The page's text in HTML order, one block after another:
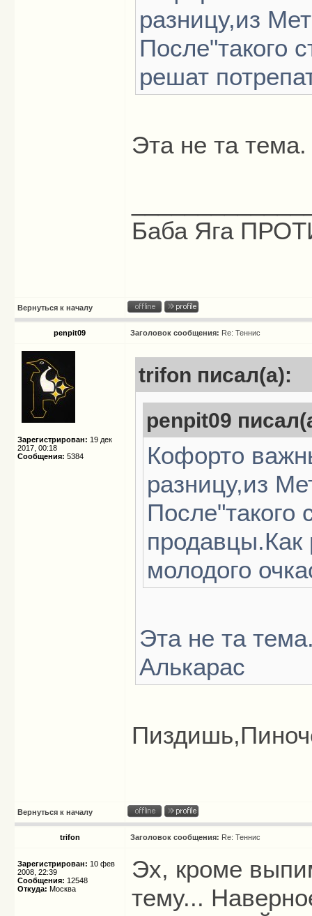
разницу,из
После"такого
решат
Эта не та
Баба Яга
Вернуться к началу
penpit09 Заголовок сообщения: Re: Теннис
Зарегистрирован: 19 дек
2017, 00:18
Сообщения: 5384
trifon писал(а):
penpit09
Кофорто
разницу,из
После"такого
продавцы.Как
молодого
Эта не та
Алькарас
Вернуться к началу
trifon Заголовок сообщения: Re: Теннис
Зарегистрирован: 10 фев
2008, 22:39
Сообщения: 12548
Откуда: Москва
Эх, кроме
тему...